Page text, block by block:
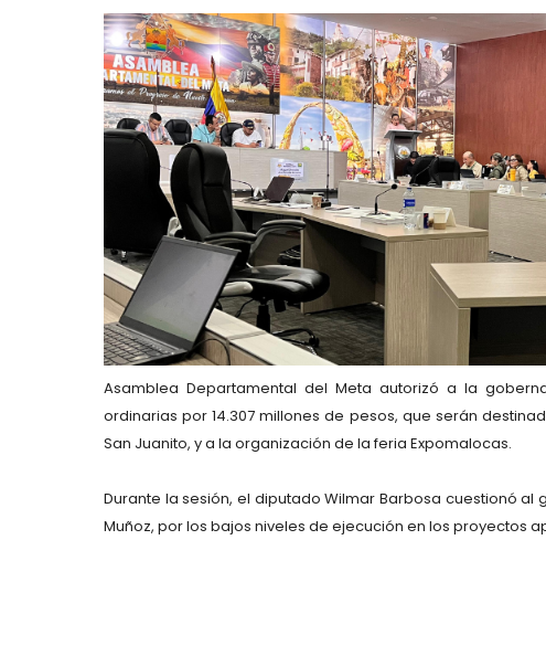
Asamblea Departamental del Meta autorizó a la
ordinarias por 14.307 millones de pesos, que serán
San Juanito, y a la organización de la feria Expomalocas.
Durante la sesión, el diputadoWilmar Barbosa cuestionó al
Muñoz, por los bajos niveles de ejecución en los proyectos